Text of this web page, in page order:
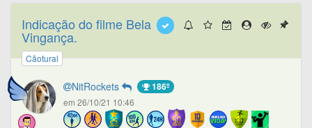
Indicação do filme Bela
Vingança.
Cãotural
NitRockets 186º
em 26/10/21 10:46